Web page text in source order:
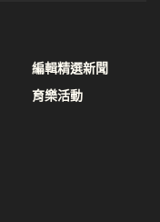
編輯精選新聞
育樂活動